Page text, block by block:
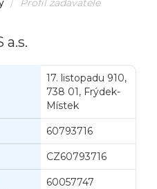
Profil zadavatele
a.s.
17. listopadu 910,
738 01, Frýdek-
Místek
60793716
CZ60793716
60057747